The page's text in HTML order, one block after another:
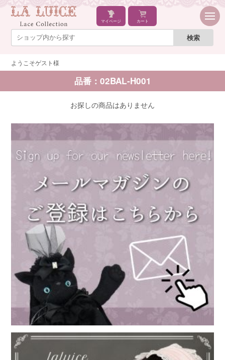
マイページ カート
ようこそゲスト様
品番：02BAL-H001
お探しの商品はありません